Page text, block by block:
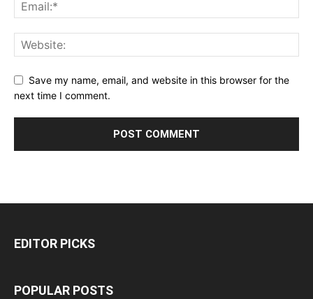
Save my name, email, and website in this browser for the
next time I comment.
EDITOR PICKS
POPULAR POSTS